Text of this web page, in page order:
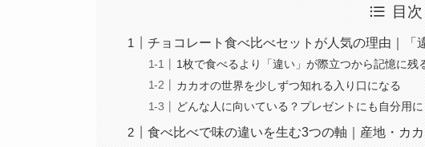
目次
チョコレート食べ比べセットが人気の理由｜「
1枚で食べるより「違い」が際立つから記憶に残
カカオの世界を少しずつ知れる入り口になる
どんな人に向いている？プレゼントにも自分用に
食べ比べで味の違いを生む3つの軸｜産地・カ